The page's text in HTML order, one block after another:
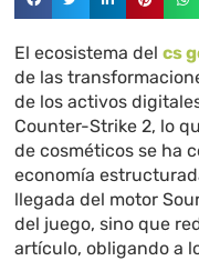
El ecosistema delcs
de las
de los activos
Counter-Strike 2, lo
de cosméticos se ha
economía
llegada del motor
del juego, sino que
artículo, obligando a